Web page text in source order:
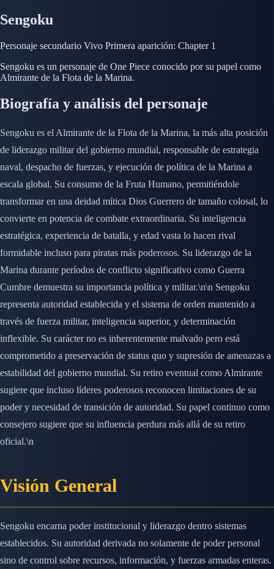
Sengoku
Personaje secundario Vivo Primera aparición: Chapter 1
Sengoku es un personaje de One Piece conocido por su papel como
Almirante de la Flota de la Marina.
Biografía y análisis del personaje
Sengoku es el Almirante de la Flota de la Marina, la más alta posición
de liderazgo militar del gobierno mundial, responsable de estrategia
naval, despacho de fuerzas, y ejecución de política de la Marina a
escala global. Su consumo de la Fruta Humano, permitiéndole
transformar en una deidad mítica Dios Guerrero de tamaño colosal, lo
convierte en potencia de combate extraordinaria. Su inteligencia
estratégica, experiencia de batalla, y edad vasta lo hacen rival
formidable incluso para piratas más poderosos. Su liderazgo de la
Marina durante períodos de conflicto significativo como Guerra
Cumbre demuestra su importancia política y militar.\n\n Sengoku
representa autoridad establecida y el sistema de orden mantenido a
través de fuerza militar, inteligencia superior, y determinación
inflexible. Su carácter no es inherentemente malvado pero está
comprometido a preservación de status quo y supresión de amenazas a
estabilidad del gobierno mundial. Su retiro eventual como Almirante
sugiere que incluso líderes poderosos reconocen limitaciones de su
poder y necesidad de transición de autoridad. Su papel continuo como
consejero sugiere que su influencia perdura más allá de su retiro
oficial.\n
Visión General
Sengoku encarna poder institucional y liderazgo dentro sistemas
establecidos. Su autoridad derivada no solamente de poder personal
sino de control sobre recursos, información, y fuerzas armadas enteras.